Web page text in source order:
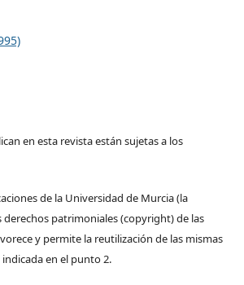
en esta revista están sujetas a los
de la Universidad de Murcia (la
derechos patrimoniales (copyright) de las
y permite la reutilización de las mismas
en el punto 2.